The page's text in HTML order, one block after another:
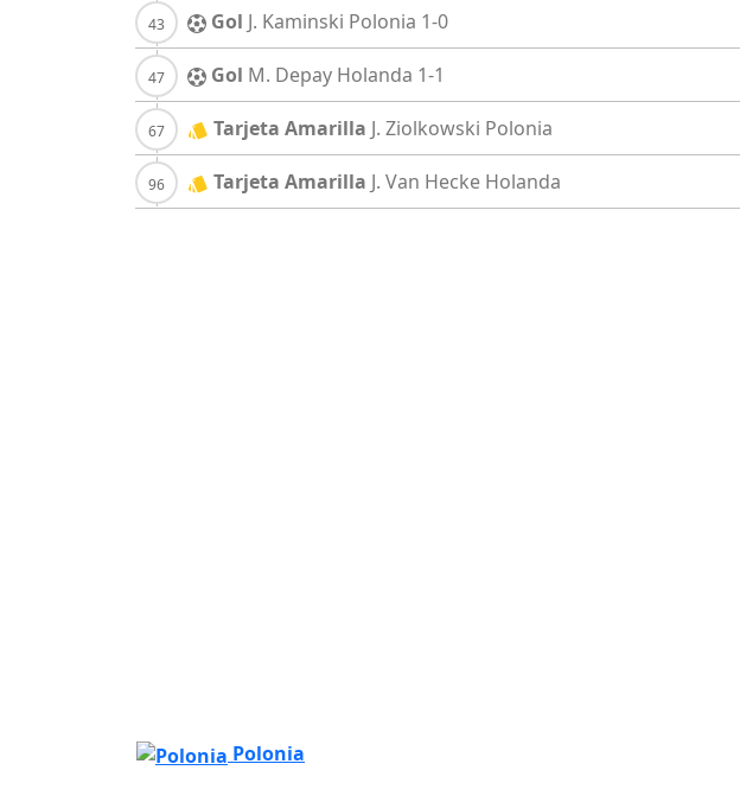
Gol J. Kaminski Polonia 1-0
Gol M. Depay Holanda 1-1
Tarjeta Amarilla J. Ziolkowski Polonia
Tarjeta Amarilla J. Van Hecke Holanda
Polonia